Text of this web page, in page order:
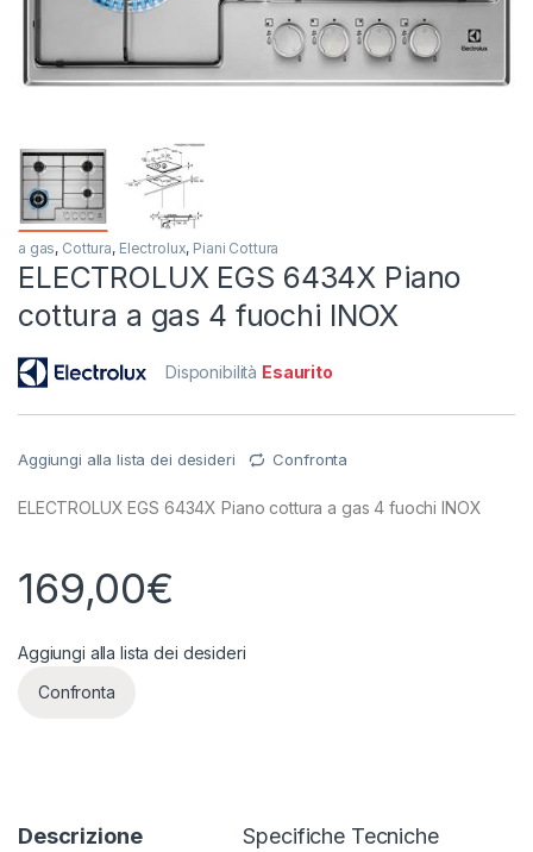
a gas, Cottura, Electrolux, Piani Cottura
ELECTROLUX EGS 6434X Piano
cottura a gas 4 fuochi INOX
Disponibilità Esaurito
Aggiungi alla lista dei desideri Confronta
ELECTROLUX EGS 6434X Piano cottura a gas 4 fuochi INOX
169,00€
Aggiungi alla lista dei desideri
Confronta
Descrizione Specifiche Tecniche